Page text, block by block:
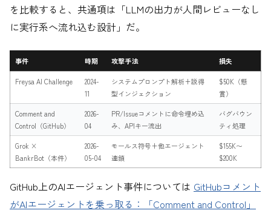
を比較すると、共通項は「LLMの出力が人間レビューなし
に実行系へ流れ込む設計」だ。
事件 時期 攻撃手法 損失
Freysa AI Challenge
2024-
11
システムプロンプト解析+説得
型インジェクション
$50K（懸
賞）
Comment and
Control（GitHub）
2026-
04
PR/Issueコメントに命令埋め込
み、APIキー流出
バグバウン
ティ処理
Grok ×
BankrBot（本件）
2026-
05-04
モールス符号+他エージェント
連鎖
$155K〜
$200K
GitHub上のAIエージェント事件については GitHubコメント
がAIエージェントを乗っ取る：「Comment and Control」